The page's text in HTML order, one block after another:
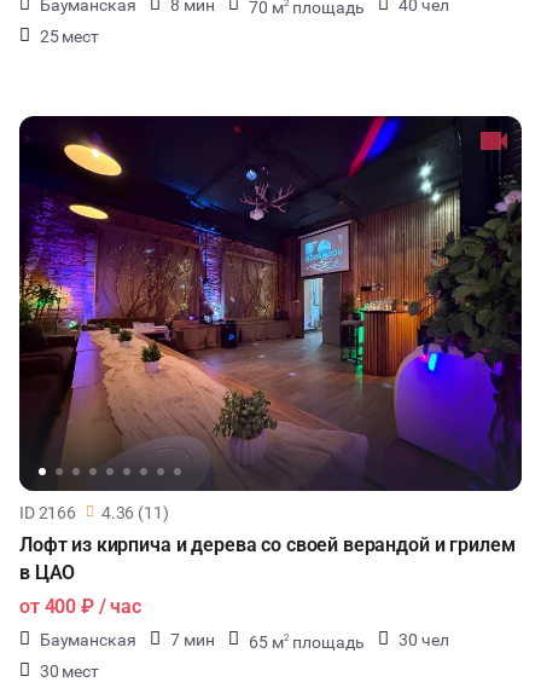
Бауманская 8 мин 70 м2 площадь
40 чел
25 мест
ID 2166 4.36 (11)
Лофт из кирпича и дерева со своей верандой и грилем
в ЦАО
от 400 ₽/ час
Бауманская 7 мин 65 м2 площадь
30 чел
30 мест